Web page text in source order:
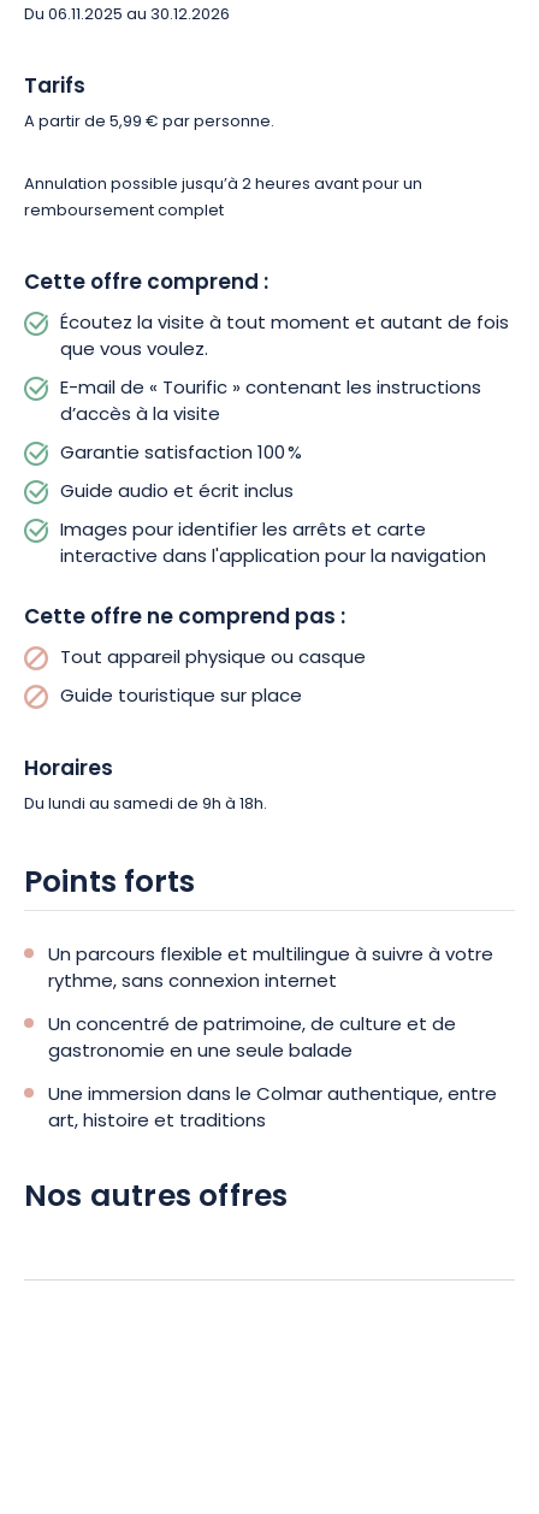
Du 06.11.2025 au 30.12.2026
Tarifs
A partir de 5,99 € par personne.
Annulation possible jusqu’à 2 heures avant pour un
remboursement complet
Cette offre comprend :
Écoutez la visite à tout moment et autant de fois
que vous voulez.
E-mail de « Tourific » contenant les instructions
d’accès à la visite
Garantie satisfaction 100 %
Guide audio et écrit inclus
Images pour identifier les arrêts et carte
interactive dans l'application pour la navigation
Cette offre ne comprend pas :
Tout appareil physique ou casque
Guide touristique sur place
Horaires
Du lundi au samedi de 9h à 18h.
Points forts
Un parcours flexible et multilingue à suivre à votre
rythme, sans connexion internet
Un concentré de patrimoine, de culture et de
gastronomie en une seule balade
Une immersion dans le Colmar authentique, entre
art, histoire et traditions
Nos autres offres